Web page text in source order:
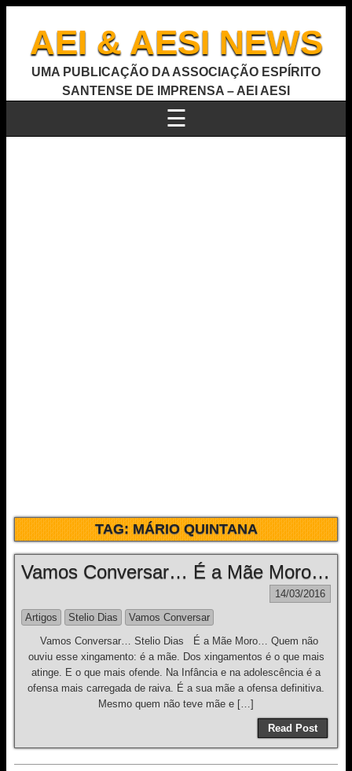
AEI & AESI NEWS
UMA PUBLICAÇÃO DA ASSOCIAÇÃO ESPÍRITO
SANTENSE DE IMPRENSA – AEI AESI
☰
TAG:MÁRIO QUINTANA
Vamos Conversar… É a Mãe Moro…
14/03/2016
Artigos
Stelio Dias
Vamos Conversar
Vamos Conversar… Stelio Dias É a Mãe Moro… Quem não
ouviu esse xingamento: é a mãe. Dos xingamentos é o que mais
atinge. E o que mais ofende. Na Infância e na adolescência é a
ofensa mais carregada de raiva. É a sua mãe a ofensa definitiva.
Mesmo quem não teve mãe e […]
Read Post